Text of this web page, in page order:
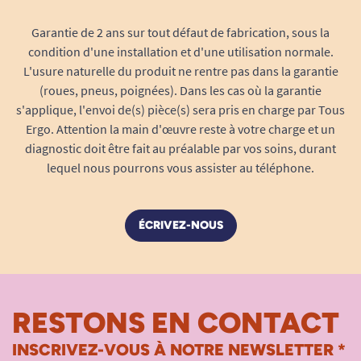
confort)
Un change pratique à utiliser, en toute
indépendance
Enfilage et retrait comme un sous-
vêtement classique
LaTENA Pants Super Mediumse met et s’enlève
aussi simplement qu’un slip ou qu’une culotte
ergonomie facilite la vie des particuliers comme
des aidants : pas de scratch à manipuler, aucune
toute sa dignité.
Retrait rapide par déchirure des coutures
latérales sécurisées
Garantie de 2 ans sur tout défaut de fabrication, sous la
condition d'une installation et d'une utilisation normale.
L'usure naturelle du produit ne rentre pas dans la garantie
(roues, pneus, poignées). Dans les cas où la garantie
s'applique, l'envoi de(s) pièce(s) sera pris en charge par Tous
Ergo. Attention la main d'œuvre reste à votre charge et un
diagnostic doit être fait au préalable par vos soins, durant
lequel nous pourrons vous assister au téléphone.
ÉCRIVEZ-NOUS
RESTONS EN CONTACT
INSCRIVEZ-VOUS À NOTRE NEWSLETTER *